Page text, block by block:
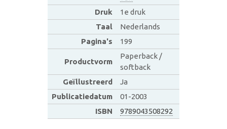
Druk
1e druk
Taal
Nederlands
Pagina's
199
Productvorm
Paperback /
softback
Geïllustreerd
Ja
Publicatiedatum
01-2003
ISBN
9789043508292